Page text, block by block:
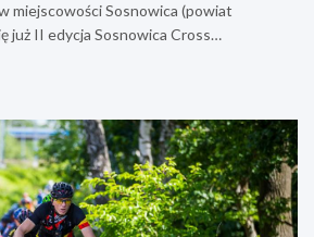
miejscowości Sosnowica (powiat
już II edycja Sosnowica Cross…